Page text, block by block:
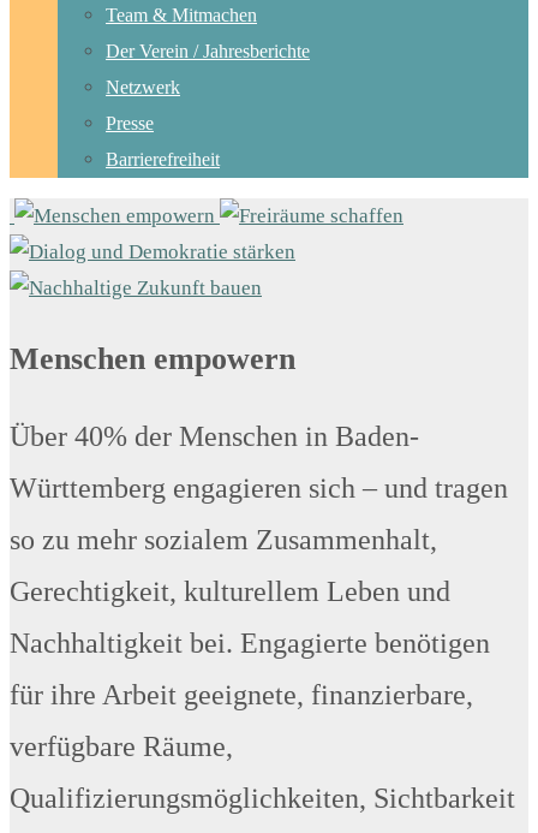
Team & Mitmachen
Der Verein / Jahresberichte
Netzwerk
Presse
Barrierefreiheit
Menschen empowern
Über 40% der Menschen in Baden-
Württemberg engagieren sich – und tragen
so zu mehr sozialem Zusammenhalt,
Gerechtigkeit, kulturellem Leben und
Nachhaltigkeit bei. Engagierte benötigen
für ihre Arbeit geeignete, finanzierbare,
verfügbare Räume,
Qualifizierungsmöglichkeiten, Sichtbarkeit